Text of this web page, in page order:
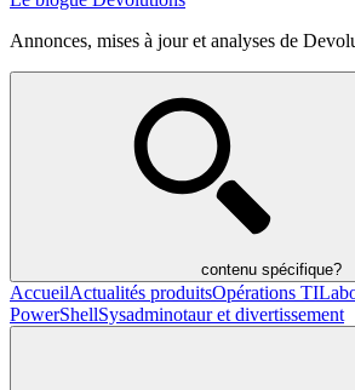
Annonces, mises à jour et analyses de
contenu spécifique?
AccueilActualités produitsOpérations TI
PowerShellSysadminotaur et divertissement